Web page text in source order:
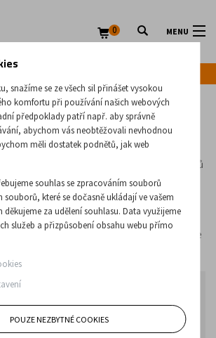
MENU
0
skříně a kartotéky
na úschovu kartoték a závěsných obalů
skříně jsouuzamykatelné se 2 klíči
centrálním zámkem, a pokud je to u
nastavitelnými koncovkami nohou, které
podlahy. Nejpopulárnější provedení máme
v kategorii
RYCHLÉ DODÁNÍ
snažíme se ze všech sil přinášet vysokou
komfortu při používání našich webových
předpoklady patří např. aby správně
abychom vás neobtěžovali nevhodnou
měli dostatek podnětů, jak web
souhlas se zpracováním souborů
které se dočasně ukládají ve vašem
děkujeme za udělení souhlasu. Data využijeme
služeb a přizpůsobení obsahu webu přímo
POUZE NEZBYTNÉ COOKIES